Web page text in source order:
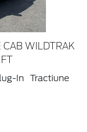
WILDTRAK
In
Tractiune